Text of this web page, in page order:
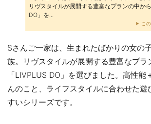
リヴスタイルが展開する豊富なプランの中か
DO」を...
こ
Sさんご一家は、生まれたばかりの女の
族。リヴスタイルが展開する豊富なプラ
「LIVPLUS DO」を選びました。高性能
んのこと、ライフスタイルに合わせた遊
すいシリーズです。